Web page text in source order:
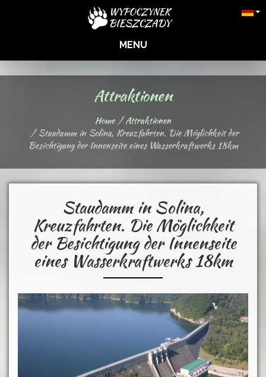
MENU
Attraktionen
Home
Attraktionen
Staudamm in Solina, Kreuzfahrten. Die Möglichkeit der
Besichtigung der Innenseite eines Wasserkraftwerks 18km
Staudamm in Solina,
Kreuzfahrten. Die Möglichkeit
der Besichtigung der Innenseite
eines Wasserkraftwerks 18km